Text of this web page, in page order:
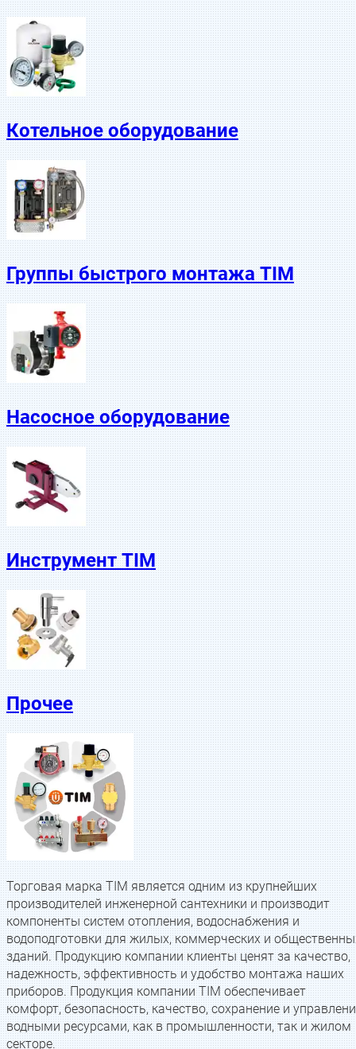
Котельное оборудование
Группы быстрого монтажа TIM
Насосное оборудование
Инструмент TIM
Прочее
Торговая марка TIM является одним из крупнейших
производителей инженерной сантехники и производит
компоненты систем отопления, водоснабжения и
водоподготовки для жилых, коммерческих и
зданий. Продукцию компании клиенты ценят за качество,
надежность, эффективность и удобство монтажа наших
приборов. Продукция компании TIM обеспечивает
комфорт, безопасность, качество, сохранение и
водными ресурсами, как в промышленности, так и жилом
секторе.